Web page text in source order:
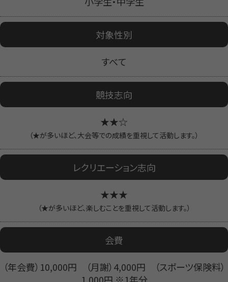
対象性別
すべて
競技志向
★★☆
（★が多いほど、大会等での成績を重視して活動します。）
レクリエーション志向
★★★
（★が多いほど、楽しむことを重視して活動します。）
会費
（年会費）10,000円 （月謝）4,000円 （スポーツ保険料）